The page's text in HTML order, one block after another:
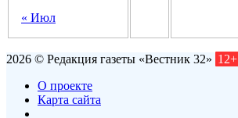
« Июл
2026 © Редакция газеты «Вестник 32» 12+
О проекте
Карта сайта